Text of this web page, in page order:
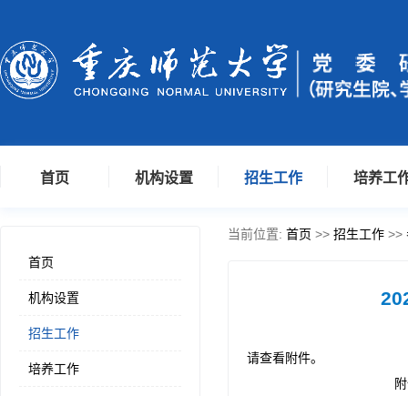
首页 机构设置 招生工作 培养工
首页
机构设置
招生工作
培养工作
当前位置: 首页 >> 招生工作 >>
请查看附件。